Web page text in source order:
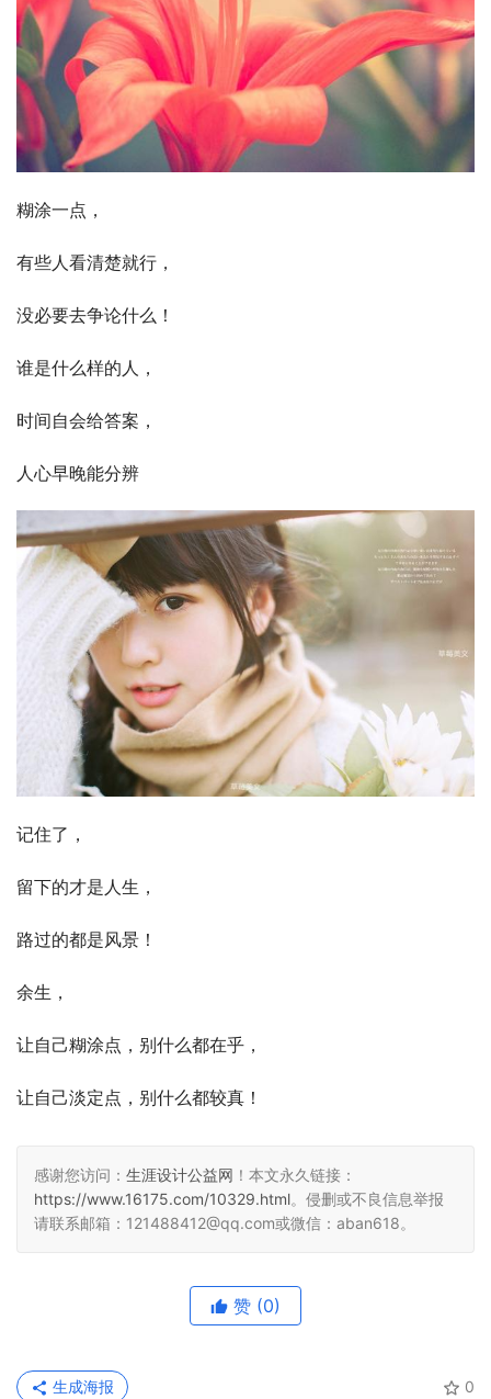
糊涂一点，
有些人看清楚就行，
没必要去争论什么！
谁是什么样的人，
时间自会给答案，
人心早晚能分辨
记住了，
留下的才是人生，
路过的都是风景！
余生，
让自己糊涂点，别什么都在乎，
让自己淡定点，别什么都较真！
感谢您访问： 生涯设计公益网 ！本文永久链接：
https://www.16175.com/10329.html。侵删或不良信息举报
请联系邮箱：121488412@qq.com或微信：aban618。
赞 (0)
0
生成海报